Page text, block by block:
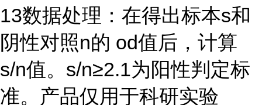
13数据处理：在得出标本s和
阴性对照n的 od值后，计算
s/n值。 s/n≥2.1为阳性判定标
准。产品仅用于科研实验